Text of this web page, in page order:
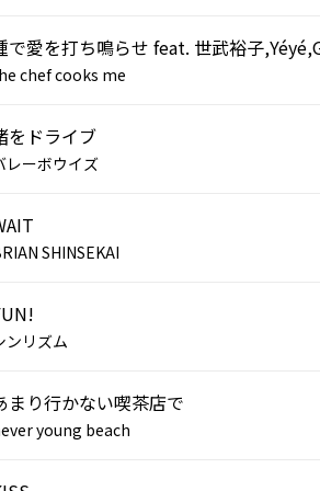
chef cooks me
をドライブ
レーボウイズ
SHINSEKAI
ンリズム
まり行かない喫茶店で
young beach